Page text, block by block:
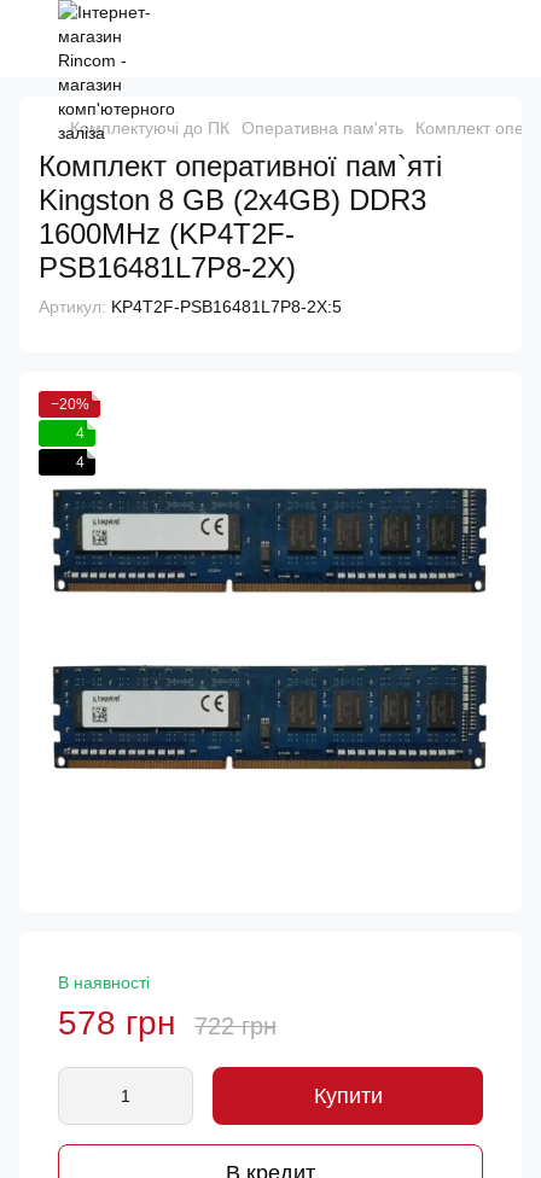
Комплектуючі до ПК Оперативна пам'ять Комплект
Комплект оперативної пам`яті
Kingston 8 GB (2x4GB) DDR3
1600MHz (KP4T2F-
PSB16481L7P8-2X)
Артикул: KP4T2F-PSB16481L7P8-2X:5
−20%
4
4
В наявності
578 грн 722 грн
Купити
В кредит